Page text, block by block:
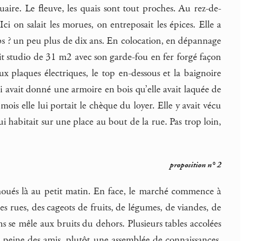
Le fleuve, les quais sont tout proches. Au rez-de-
on salait les morues, on entreposait les épices. Elle a
un peu plus de dix ans. En colocation, en dépannage
studio de 31 m2 avec son garde-fou en fer forgé façon
électriques, le top en-dessous et la baignoire
donné une armoire en bois qu’elle avait laquée de
elle lui portait le chèque du loyer. Elle y avait vécu
habitait sur une place au bout de la rue. Pas trop loin,
proposition n° 2
là au petit matin. En face, le marché commence à
rues, des cageots de fruits, de légumes, de viandes, de
mêle aux bruits du dehors. Plusieurs tables accolées